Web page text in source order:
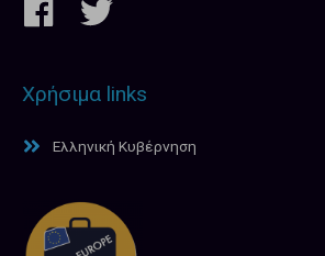
Χρήσιμα links
Ελληνική Κυβέρνηση